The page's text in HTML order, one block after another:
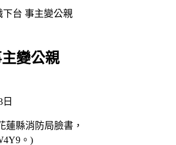
下台 事主變公親
變公親